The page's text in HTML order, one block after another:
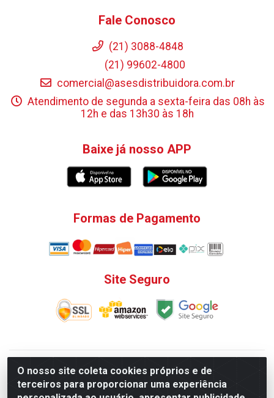
O nosso site coleta cookies próprios e de
terceiros para proporcionar uma experiência
Fale Conosco
(21) 3088-4848
(21) 99602-4800
comercial@asesdistribuidora.com.br
Atendimento de segunda a sexta-feira das 08h às
12h e das 13h30 às 18h
Baixe já nosso APP
Formas de Pagamento
Site Seguro
V. C. Ferragens LTDA - Rua do Matoso, 132 - Praça da
Bandeira, Rio de Janeiro/ RJ - CEP 20.270-135 - CNPJ
12.324.723/0001-25